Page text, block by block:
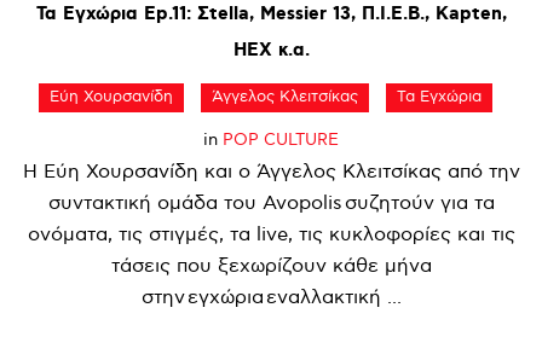
Τα Εγχώρια Ep.11: Σtella, Messier 13, Π.Ι.Ε.Β., Kapten,
HEX κ.α.
Εύη Χουρσανίδη Άγγελος Κλειτσίκας Τα Εγχώρια
in POP CULTURE
Η Εύη Χουρσανίδη και ο Άγγελος Κλειτσίκας από την
συντακτική ομάδα του Avopolis συζητούν για τα
ονόματα, τις στιγμές, τα live, τις κυκλοφορίες και τις
τάσεις που ξεχωρίζουν κάθε μήνα
στην εγχώρια εναλλακτική ...